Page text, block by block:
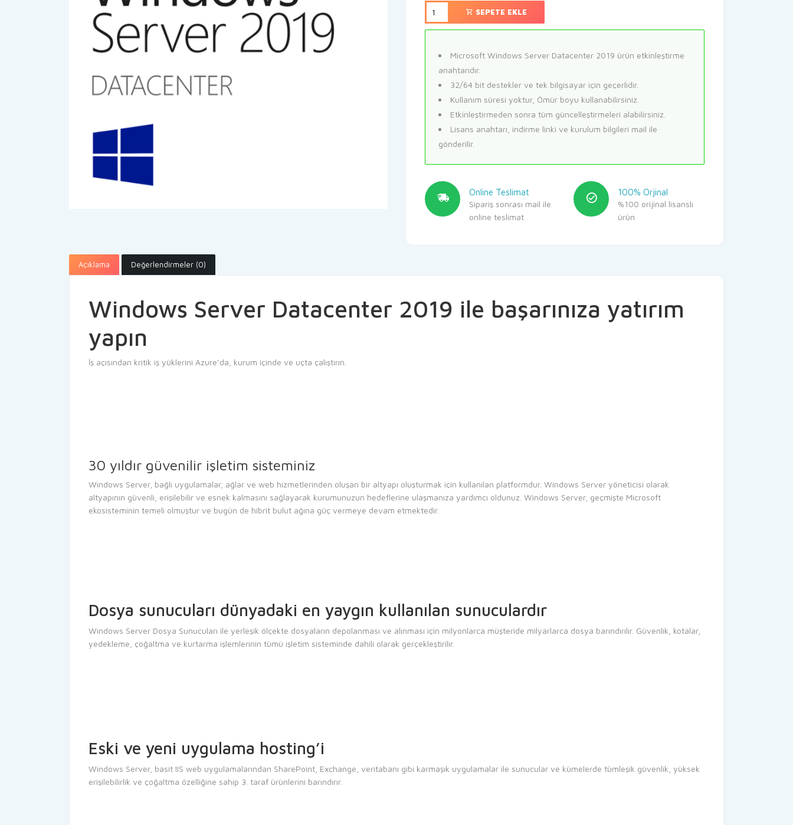
439,90 TL.
SEPETE EKLE
Microsoft Windows Server Datacenter 2019 ürün etkinleştirme
anahtarıdır.
32/64 bit destekler ve tek bilgisayar için geçerlidir.
Kullanım süresi yoktur, Ömür boyu kullanabilirsiniz.
Etkinleştirmeden sonra tüm güncelleştirmeleri alabilirsiniz.
Lisans anahtarı, indirme linki ve kurulum bilgileri mail ile
gönderilir.
Online Teslimat
Sipariş sonrası mail ile
online teslimat
100% Orjinal
%100 orijinal lisanslı
ürün
Açıklama Değerlendirmeler (0)
Windows Server Datacenter 2019 ile başarınıza yatırım
yapın
İş açısından kritik iş yüklerini Azure’da, kurum içinde ve uçta çalıştırın.
30 yıldır güvenilir işletim sisteminiz
Windows Server, bağlı uygulamalar, ağlar ve web hizmetlerinden oluşan bir altyapı oluşturmak için kullanılan platformdur. Windows Server yöneticisi olarak
altyapının güvenli, erişilebilir ve esnek kalmasını sağlayarak kurumunuzun hedeflerine ulaşmanıza yardımcı oldunuz. Windows Server, geçmişte Microsoft
ekosisteminin temeli olmuştur ve bugün de hibrit bulut ağına güç vermeye devam etmektedir.
Dosya sunucuları dünyadaki en yaygın kullanılan sunuculardır
Windows Server Dosya Sunucuları ile yerleşik ölçekte dosyaların depolanması ve alınması için milyonlarca müşteride milyarlarca dosya barındırılır. Güvenlik, kotalar,
yedekleme, çoğaltma ve kurtarma işlemlerinin tümü işletim sisteminde dahili olarak gerçekleştirilir.
Eski ve yeni uygulama hosting’i
Windows Server, basit IIS web uygulamalarından SharePoint, Exchange, veritabanı gibi karmaşık uygulamalar ile sunucular ve kümelerde tümleşik güvenlik, yüksek
erişilebilirlik ve çoğaltma özelliğine sahip 3. taraf ürünlerini barındırır.